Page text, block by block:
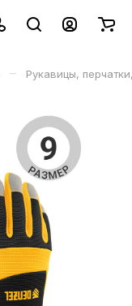
– Рукавицы,